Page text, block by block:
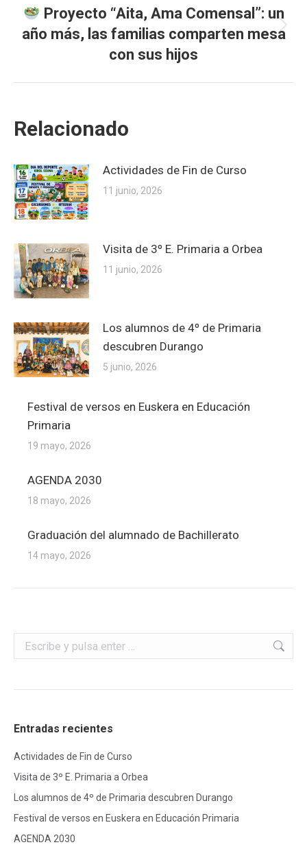
Publicación
siguiente:
Proyecto “Aita, Ama Comensal”: un
año más, las familias comparten mesa
con sus hijos
Relacionado
Actividades de Fin de Curso
11 junio, 2026
Visita de 3º E. Primaria a Orbea
11 junio, 2026
Los alumnos de 4º de Primaria
descubren Durango
5 junio, 2026
Festival de versos en Euskera en Educación
Primaria
19 mayo, 2026
AGENDA 2030
18 mayo, 2026
Graduación del alumnado de Bachillerato
14 mayo, 2026
Buscar:
Entradas recientes
Actividades de Fin de Curso
Visita de 3º E. Primaria a Orbea
Los alumnos de 4º de Primaria descubren Durango
Festival de versos en Euskera en Educación Primaria
AGENDA 2030